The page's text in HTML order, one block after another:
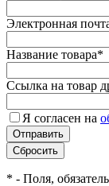
Электронная
Название товара*
Ссылка на товар
Я согласен на
* - Поля,